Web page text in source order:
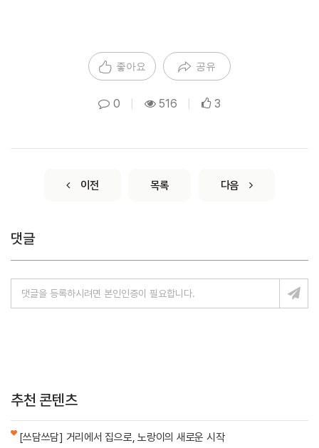
좋아요 공유
0 516 3
이전 목록 다음
댓글
추천 콘텐츠
[쓰담쓰담] 거리에서 집으로, 노랑이의 새로운 시작